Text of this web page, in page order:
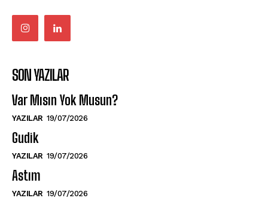
SON YAZILAR
Var Mısın Yok Musun?
YAZILAR 19/07/2026
Gudik
YAZILAR 19/07/2026
Astım
YAZILAR 19/07/2026